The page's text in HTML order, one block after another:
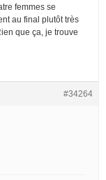
femmes se
au final plutôt très
que ça, je trouve
#34264